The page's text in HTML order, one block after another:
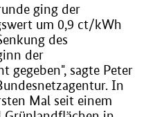
ging der
um 0,9 ct/kWh
des
der
gegeben", sagte Peter
In
Mal seit einem